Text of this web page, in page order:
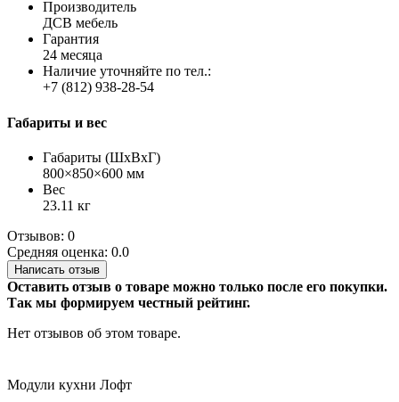
Производитель
ДСВ мебель
Гарантия
24 месяца
Наличие уточняйте по тел.:
+7 (812) 938-28-54
Габариты и вес
Габариты (ШхВхГ)
800×850×600 мм
Вес
23.11 кг
Отзывов: 0
Средняя оценка: 0.0
Написать отзыв
Оставить отзыв о товаре можно только после его покупки.
Так мы формируем честный рейтинг.
Нет отзывов об этом товаре.
Модули кухни Лофт